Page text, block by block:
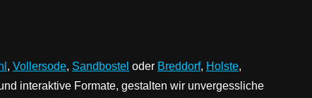
, Vollersode, Sandbostel oder Breddorf, Holste,
interaktive Formate, gestalten wir unvergessliche